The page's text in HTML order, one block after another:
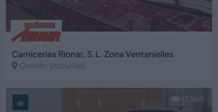
Carnicerias Rionar, S.L. Zona Ventanielles
Oviedo (Asturias)
13.569